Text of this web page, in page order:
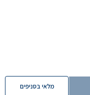
מלאי בסניפים